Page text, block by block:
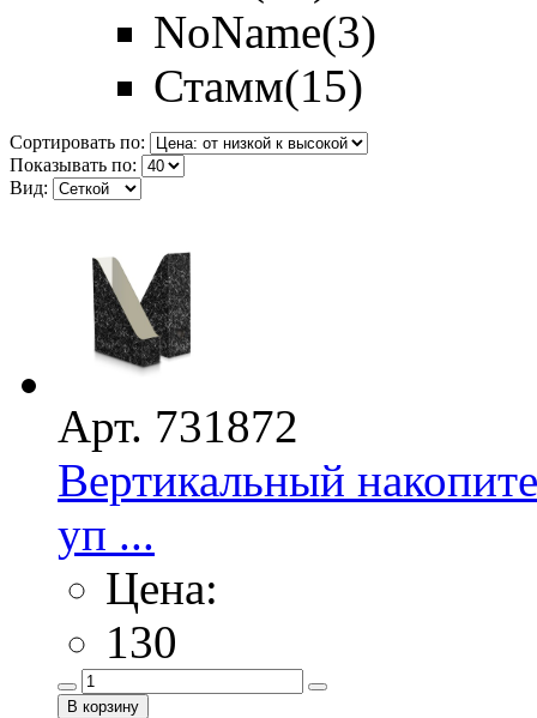
NoName(3)
Стамм(15)
Сортировать по:
Показывать по:
Вид:
Арт. 731872
Вертикальный
уп ...
Цена:
130